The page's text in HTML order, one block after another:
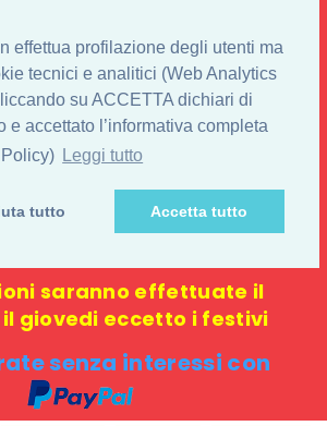
effettua profilazione degli utenti ma
tecnici e analitici (Web Analytics
su ACCETTA dichiari di
e accettato l’informativa completa
Leggi tutto
tutto Accetta tutto
ON LINE
USATO E
NUOVO
100% online: nessun
fisico o punto di ritiro
in Italia con spesa minima di
saranno effettuate il
giovedi eccetto i festivi
senza interessi con